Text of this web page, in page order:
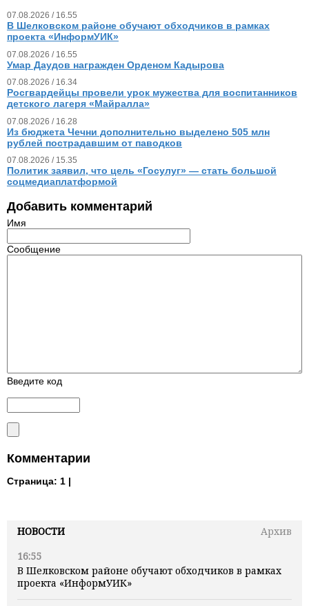
НОВОСТИ
Архив
16:55
В Шелковском районе обучают обходчиков в рамках
проекта «ИнформУИК»
07.08.2026 / 16.55
В Шелковском районе обучают обходчиков в рамках
проекта «ИнформУИК»
07.08.2026 / 16.55
Умар Даудов награжден Орденом Кадырова
07.08.2026 / 16.34
Росгвардейцы провели урок мужества для воспитанников
детского лагеря «Майралла»
07.08.2026 / 16.28
Из бюджета Чечни дополнительно выделено 505 млн
рублей пострадавшим от паводков
07.08.2026 / 15.35
Политик заявил, что цель «Госулуг» — стать большой
соцмедиаплатформой
Добавить комментарий
Имя
Сообщение
Введите код
Комментарии
Страница: 1 |